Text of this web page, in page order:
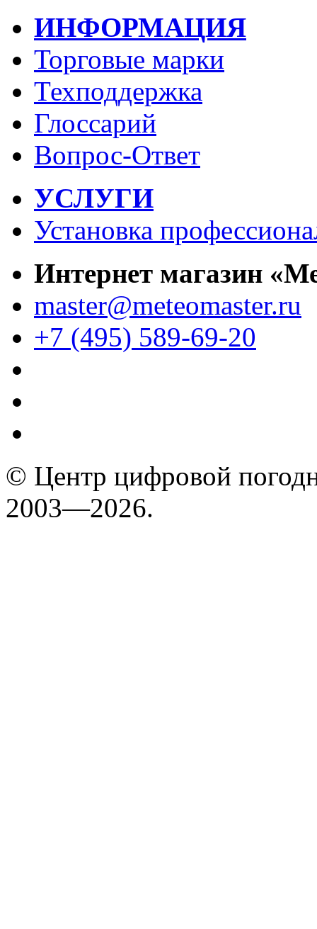
ИНФОРМАЦИЯ
Торговые марки
Техподдержка
Глоссарий
Вопрос-Ответ
УСЛУГИ
Установка
Интернет магазин
master@meteomaster.ru
+7 (495) 589-69-20
© Центр цифровой
2003—2026.